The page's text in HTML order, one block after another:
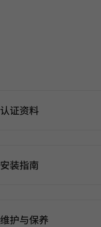
认证资料
安装指南
维护与保养